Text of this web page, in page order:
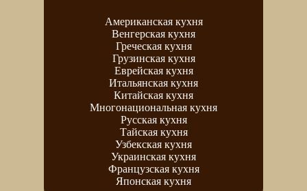
Американская кухня
Венгерская кухня
Греческая кухня
Грузинская кухня
Еврейская кухня
Итальянская кухня
Китайская кухня
Многонациональная кухня
Русская кухня
Тайская кухня
Узбекская кухня
Украинская кухня
Французская кухня
Японская кухня